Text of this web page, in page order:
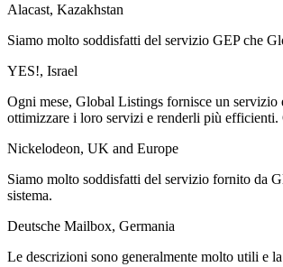
Alacast, Kazakhstan
Siamo molto soddisfatti del servizio GEP che
YES!, Israel
Ogni mese, Global Listings fornisce un
ottimizzare i loro servizi e renderli più
Nickelodeon, UK and Europe
Siamo molto soddisfatti del servizio fornito da
sistema.
Deutsche Mailbox, Germania
Le descrizioni sono generalmente molto utili e